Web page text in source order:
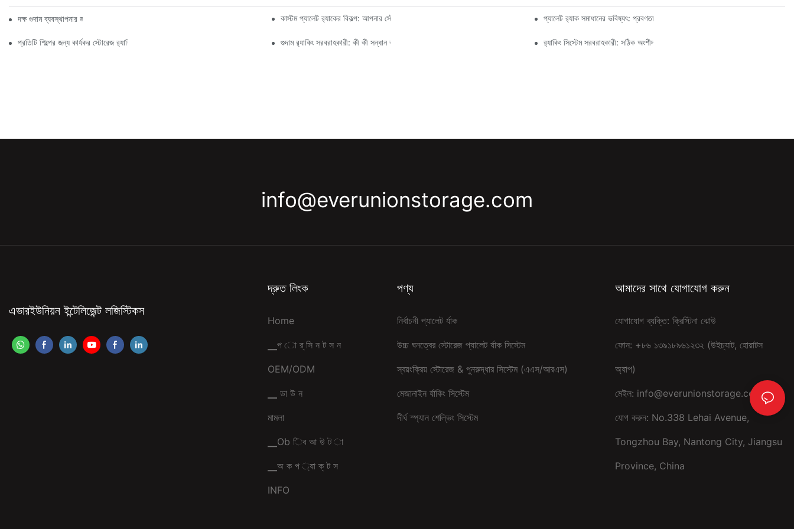
দক্ষ গুদাম ব্যবস্থাপনার জন্য শীর্ষ শিল্প র‍্যাকিং সমাধান কাস্টম প্যালেট র‍্যাকের বিকল্প: আপনার স্টোরেজের চাহিদা অনুযায়ী প্যালেট র‍্যাক সমাধানের ভবিষ্যৎ: প্রবণতা এবং উদ্ভাবন
প্রতিটি শিল্পের জন্য কার্যকর স্টোরেজ র‍্যাকিং সমাধান অন্বেষণ করা গুদাম র‍্যাকিং সরবরাহকারী: কী কী সন্ধান করবেন র‍্যাকিং সিস্টেম সরবরাহকারী: সঠিক অংশীদার নির্বাচনের জন্য মূল বিষয়গুলি
info@everunionstorage.com
এভারইউনিয়ন ইন্টেলিজেন্ট লজিস্টিকস
দ্রুত লিংক
Home
▁প ো র্ সি ন ট স ন
OEM/ODM
▁ ডা উ ন
মামলা
▁Ob িব আ উ ট া
▁অ ক প ্যা ক্ ট স
INFO
পণ্য
নির্বাচনী প্যালেট র্যাক
উচ্চ ঘনত্বের স্টোরেজ প্যালেট র্যাক সিস্টেম
স্বয়ংক্রিয় স্টোরেজ & পুনরুদ্ধার সিস্টেম (এএস/আরএস)
মেজানাইন র্যাকিং সিস্টেম
দীর্ঘ স্প্যান শেল্ভিং সিস্টেম
আমাদের সাথে যোগাযোগ করুন
যোগাযোগ ব্যক্তি: ক্রিস্টিনা ঝোউ
ফোন: +৮৬ ১৩৯১৮৯৬১২৩২ (উইচ্যাট, হোয়াটস
অ্যাপ)
মেইল: info@everunionstorage.com
যোগ করুন: No.338 Lehai Avenue,
Tongzhou Bay, Nantong City, Jiangsu
Province, China